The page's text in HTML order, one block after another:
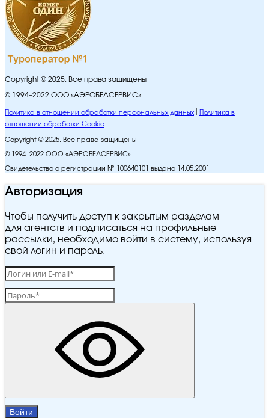
Copyright © 2025. Все права защищены
© 1994–2022 ООО «АЭРОБЕЛСЕРВИС»
Политика в отношении обработки персональных данных
Политика в
отношении обработки Cookie
Copyright © 2025. Все права защищены
© 1994–2022 ООО «АЭРОБЕЛСЕРВИС»
Свидетельство о регистрации № 100640101 выдано 14.05.2001
Авторизация
Чтобы получить доступ к закрытым разделам
для агентств и подписаться на профильные
рассылки, необходимо войти в систему, используя
свой логин и пароль.
Войти